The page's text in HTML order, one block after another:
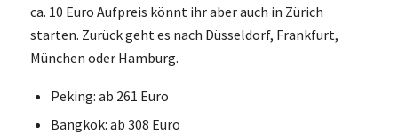
ca. 10 Euro Aufpreis könnt ihr aber auch in Zürich
starten. Zurück geht es nach Düsseldorf, Frankfurt,
München oder Hamburg.
Peking: ab 261 Euro
Bangkok: ab 308 Euro